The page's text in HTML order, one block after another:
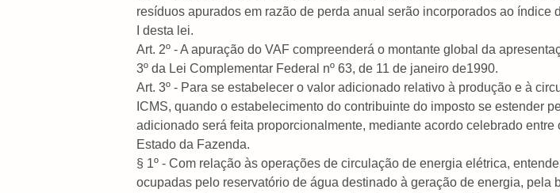
resíduos apurados em razão de perda anual serão incorporados ao
I desta lei.
Art. 2º - A apuração do VAF compreenderá o montante global da
3º da Lei Complementar Federal nº 63, de 11 de janeiro de1990.
Art. 3º - Para se estabelecer o valor adicionado relativo à produção e à
ICMS, quando o estabelecimento do contribuinte do imposto se estender
adicionado será feita proporcionalmente, mediante acordo celebrado
Estado da Fazenda.
§ 1º - Com relação às operações de circulação de energia elétrica,
ocupadas pelo reservatório de água destinado à geração de energia,